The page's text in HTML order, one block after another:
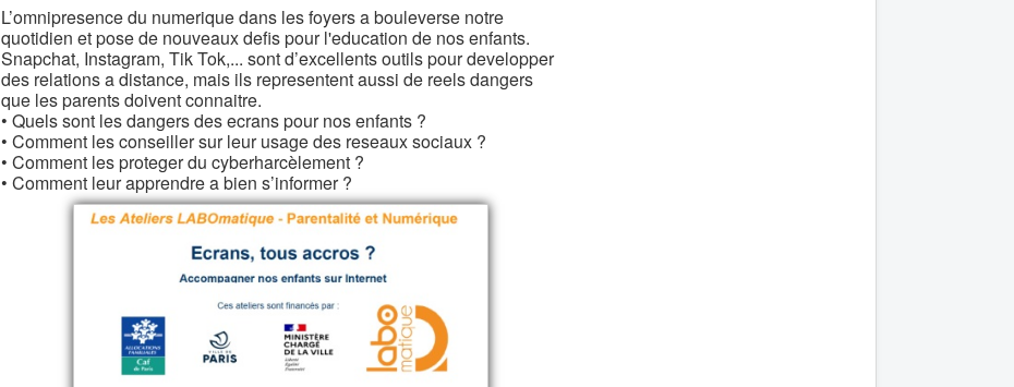
L’omnipresence du numerique dans les foyers a bouleverse notre
quotidien et pose de nouveaux defis pour l'education de nos enfants.
Snapchat, Instagram, Tik Tok,... sont d’excellents outils pour developper
des relations a distance, mais ils representent aussi de reels dangers
que les parents doivent connaitre.
• Quels sont les dangers des ecrans pour nos enfants ?
• Comment les conseiller sur leur usage des reseaux sociaux ?
• Comment les proteger du cyberharcèlement ?
• Comment leur apprendre a bien s’informer ?